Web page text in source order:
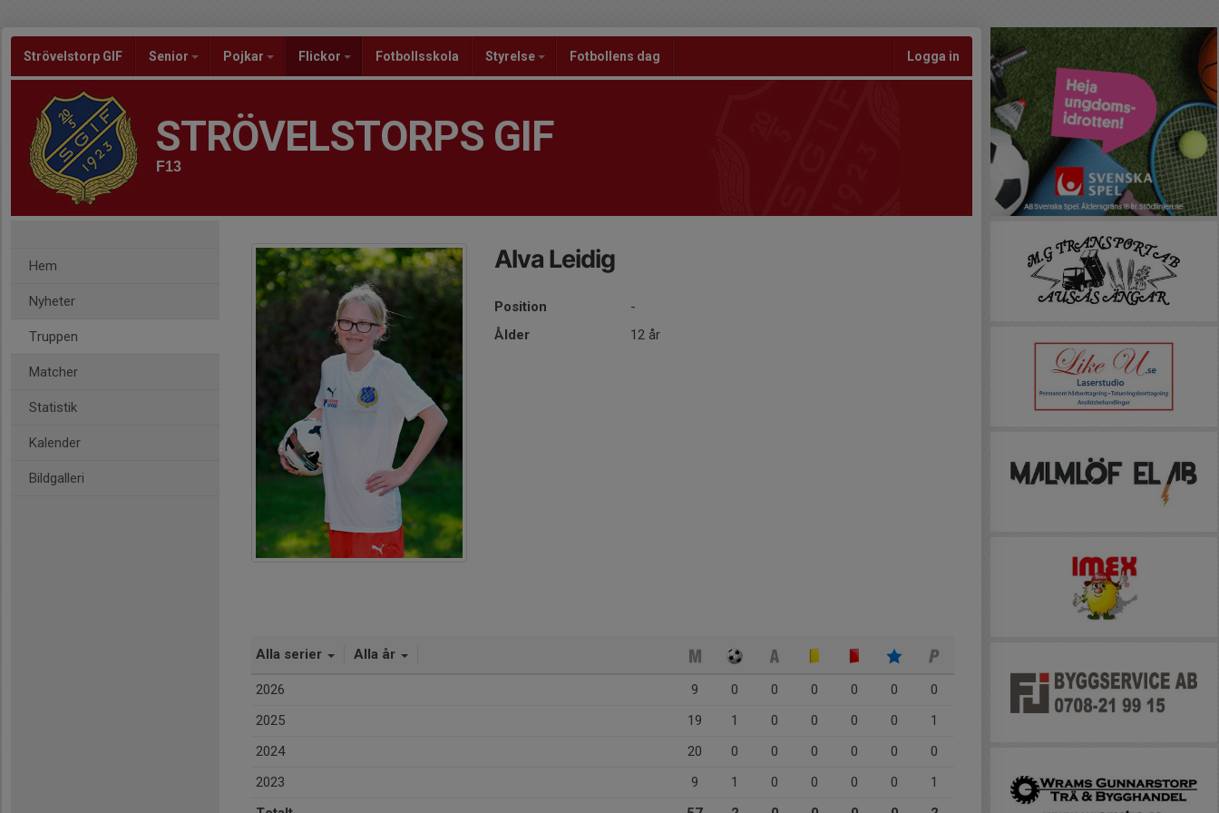
Strövelstorp GIF Senior Pojkar Flickor Fotbollsskola Styrelse Fotbollens dag Logga in
STRÖVELSTORPS GIF
F13
Hem
Nyheter
Truppen
Matcher
Statistik
Kalender
Bildgalleri
Alva Leidig
Position
-
Ålder
12 år
Alla serier Alla år
2026 9 0 0 0 0 0
0
2025
19 1 0 0 0 0
1
2024
20 0 0 0 0 0
0
2023
9 1 0 0 0 0
1